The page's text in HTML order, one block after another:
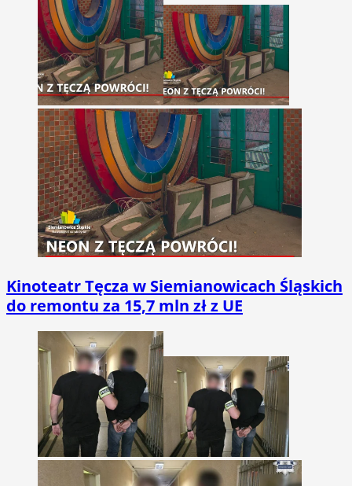
Kinoteatr Tęcza w Siemianowicach Śląskich
do remontu za 15,7 mln zł z UE